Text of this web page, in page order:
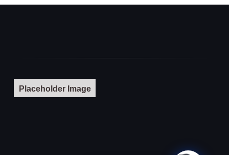
Placeholder Image